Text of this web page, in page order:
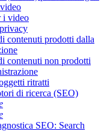
i video
contenuti prodotti dalla
contenuti non prodotti
ritratti
di ricerca (SEO)
SEO: Search